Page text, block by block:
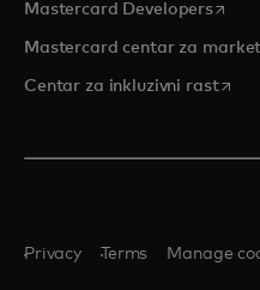
Mastercard Developers
Mastercard centar za
Centar za inkluzivni rast
Privacy Terms Manage